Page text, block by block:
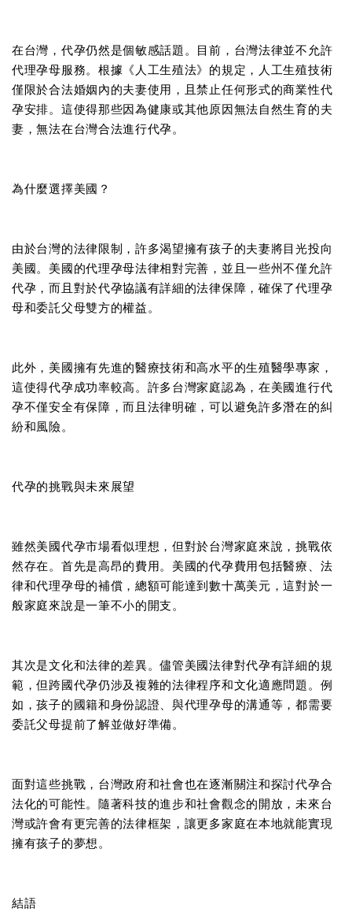
在台灣，代孕仍然是個敏感話題。目前，台灣法律並不允許
代理孕母服務。根據《人工生殖法》的規定，人工生殖技術
僅限於合法婚姻內的夫妻使用，且禁止任何形式的商業性代
孕安排。這使得那些因為健康或其他原因無法自然生育的夫
妻，無法在台灣合法進行代孕。
為什麼選擇美國？
由於台灣的法律限制，許多渴望擁有孩子的夫妻將目光投向
美國。美國的代理孕母法律相對完善，並且一些州不僅允許
代孕，而且對於代孕協議有詳細的法律保障，確保了代理孕
母和委託父母雙方的權益。
此外，美國擁有先進的醫療技術和高水平的生殖醫學專家，
這使得代孕成功率較高。許多台灣家庭認為，在美國進行代
孕不僅安全有保障，而且法律明確，可以避免許多潛在的糾
紛和風險。
代孕的挑戰與未來展望
雖然美國代孕市場看似理想，但對於台灣家庭來說，挑戰依
然存在。首先是高昂的費用。美國的代孕費用包括醫療、法
律和代理孕母的補償，總額可能達到數十萬美元，這對於一
般家庭來說是一筆不小的開支。
其次是文化和法律的差異。儘管美國法律對代孕有詳細的規
範，但跨國代孕仍涉及複雜的法律程序和文化適應問題。例
如，孩子的國籍和身份認證、與代理孕母的溝通等，都需要
委託父母提前了解並做好準備。
面對這些挑戰，台灣政府和社會也在逐漸關注和探討代孕合
法化的可能性。隨著科技的進步和社會觀念的開放，未來台
灣或許會有更完善的法律框架，讓更多家庭在本地就能實現
擁有孩子的夢想。
結語